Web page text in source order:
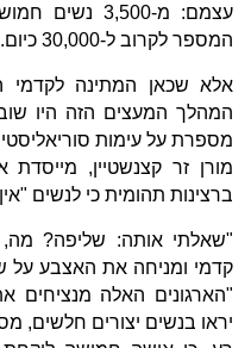
עצמם: מ-3,500
המספר לקרוב ל-30,000 כיום.
אלא שכאן המתינה לקדמי
המהלך המעצים הזה היו שוב
מספרת על עימות
מורן זר קצנשטיין, מייסדת
ברצינות תהומית כי לנשים
"שאלתי אותה: שליפה?
קדמי ומניחה את האצבע על
"הארגונים האלה מנציחים
יראו בנשים יצורים חלשים,